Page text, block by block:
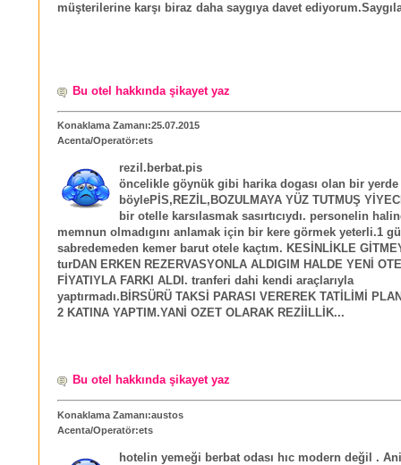
müşterilerine karşı biraz daha saygıya davet
Bu otel hakkında şikayet yaz
Konaklama Zamanı:25.07.2015
Acenta/Operatör:ets
rezil.berbat.pis
öncelikle göynük gibi harika dogası olan bir yerde
böylePİS,REZİL,BOZULMAYA YÜZ TUTMUŞ
bir otelle karsılasmak sasırtıcıydı. personelin
memnun olmadıgını anlamak için bir kere görmek yeterli.1
sabredemeden kemer barut otele kaçtım. KESİNLİKLE
turDAN ERKEN REZERVASYONLA ALDIGIM HALDE YENİ
FİYATIYLA FARKI ALDI. tranferi dahi kendi araçlarıyla
yaptırmadı.BİRSÜRÜ TAKSİ PARASI VEREREK TATİLİMİ
2 KATINA YAPTIM.YANİ OZET OLARAK REZİİLLİK...
Bu otel hakkında şikayet yaz
Konaklama Zamanı:austos
Acenta/Operatör:ets
hotelin yemeği berbat odası hıc modern değil .